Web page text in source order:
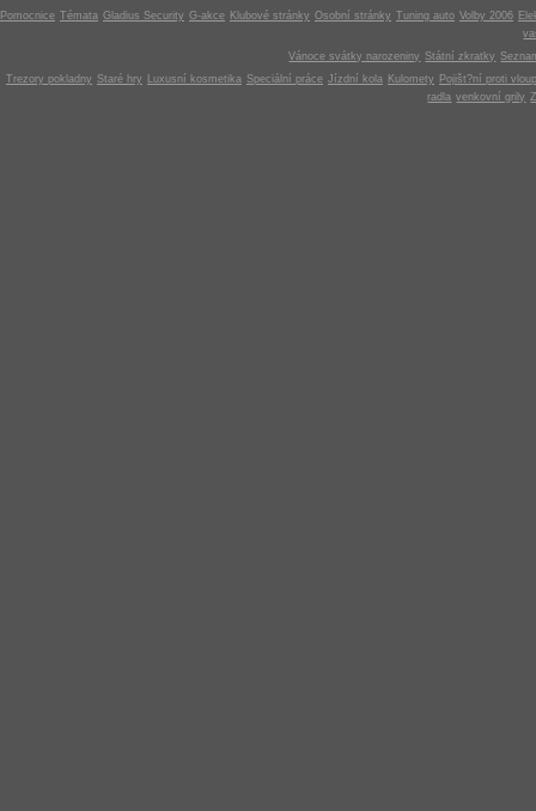
Pomocnice Témata Gladius Security G-akce Klubové stránky Osobní stránky Tuning auto Volby 2006
Vánoce svátky narozeniny Státní zkratky
Trezory pokladny Staré hry Luxusní kosmetika Speciální práce Jízdní kola Kulomety
Pojišt?ní proti
radla venkovní grily